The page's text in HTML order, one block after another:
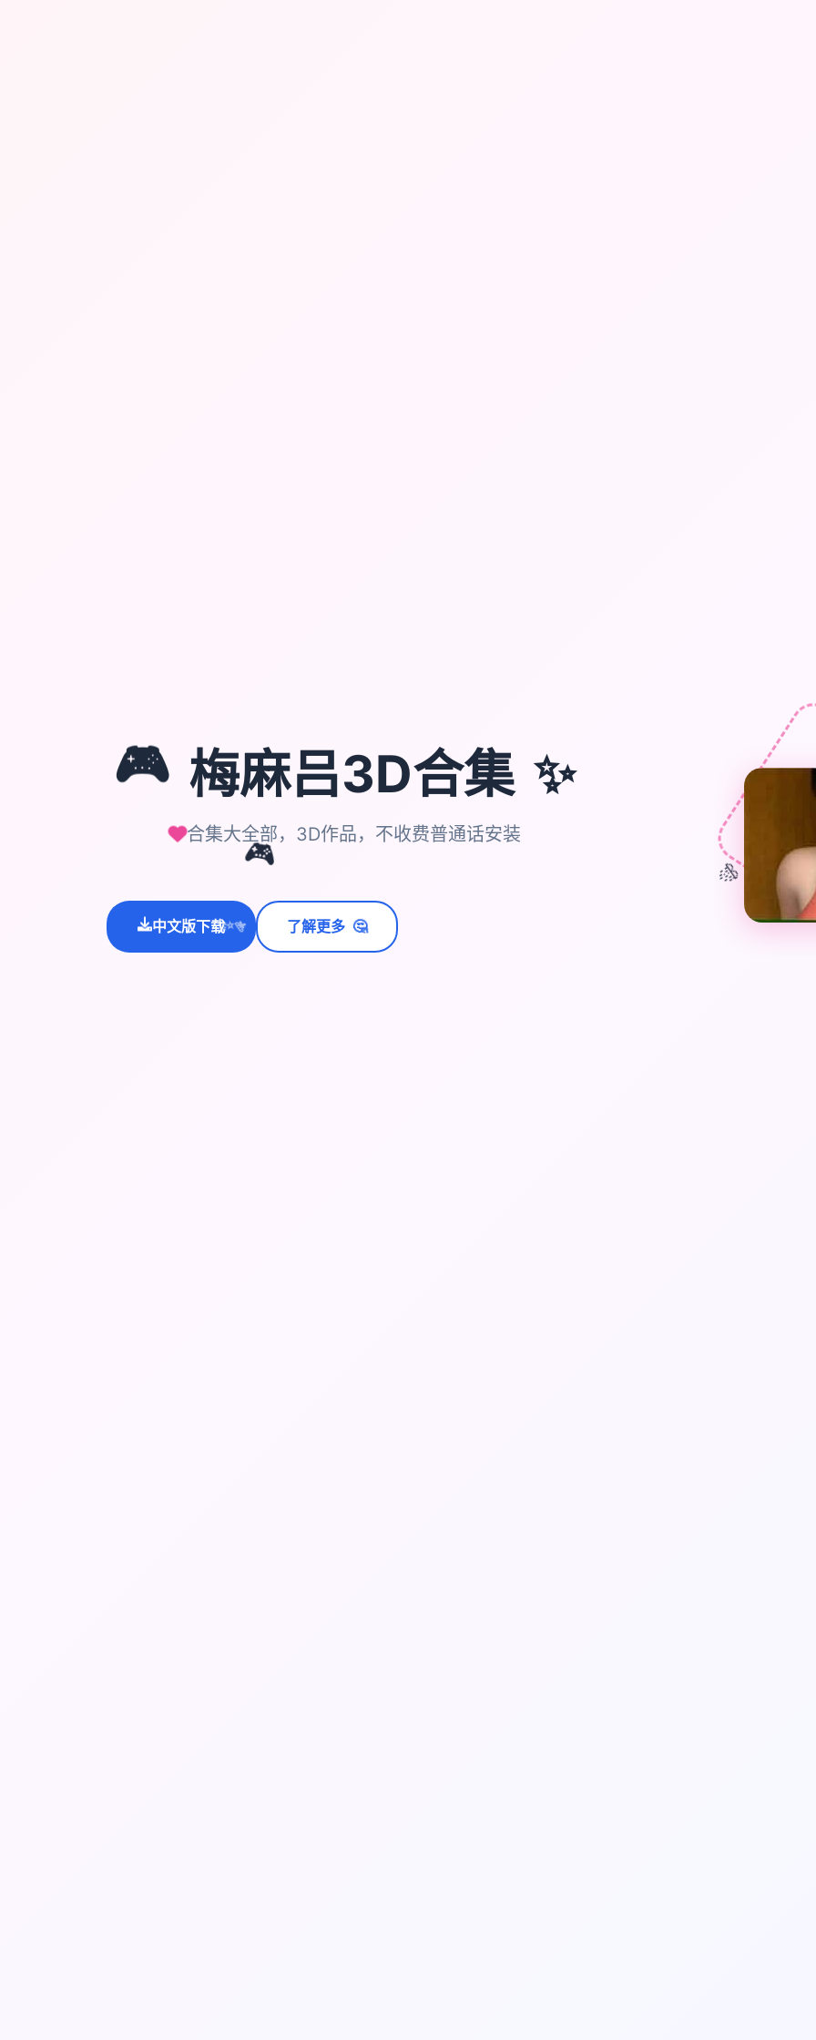
🎮
🎮 梅麻吕3D合集 ✨
合集大全部，3D作品，不收费普通话安装
中文版下载
✨⭐💫 了解更多 🤔
🎊